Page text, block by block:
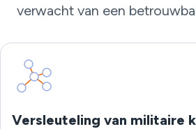
verwacht van een
Versleuteling van militaire